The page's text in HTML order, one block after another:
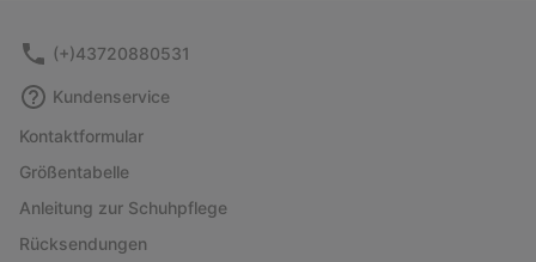
(+)43720880531
Kundenservice
Kontaktformular
Größentabelle
Anleitung zur Schuhpflege
Rücksendungen